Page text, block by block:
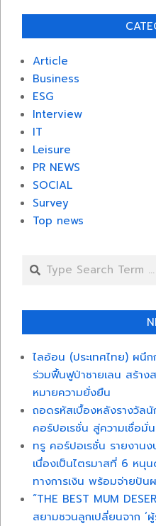
Article
Business
ESG
Interview
IT
Leisure
PR NEWS
SOCIAL
Survey
Top news
Search
ไลอ้อน (ประเทศไทย) ผนึ
ร่วมฟื้นฟูป่าชายเลน สร้าง
หมายความยั่งยืน
ถอดรหัสเบื้องหลังรางวั
คอร์ปอเรชั่น สู่ความเชื่อมั่
ทรู คอร์ปอเรชั่น รายงาน
เนื่องเป็นไตรมาสที่ 6 หนุ
ทางการเงิน พร้อมจ่ายปั
“THE BEST MUM
สยามชวนลูกเปลี่ยนจาก ‘ผู้